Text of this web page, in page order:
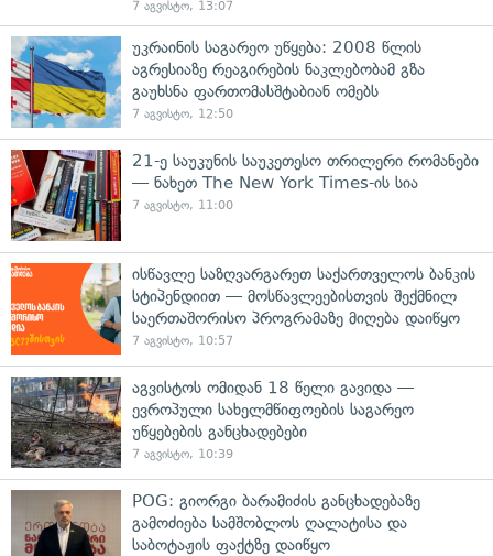
7 აგვისტო, 13:07
უკრაინის საგარეო უწყება: 2008 წლის
აგრესიაზე რეაგირების ნაკლებობამ გზა
გაუხსნა ფართომასშტაბიან ომებს
7 აგვისტო, 12:50
21-ე საუკუნის საუკეთესო თრილერი რომანები
— ნახეთ The New York Times-ის სია
7 აგვისტო, 11:00
ისწავლე საზღვარგარეთ საქართველოს ბანკის
სტიპენდიით — მოსწავლეებისთვის შექმნილ
საერთაშორისო პროგრამაზე მიღება დაიწყო
7 აგვისტო, 10:57
აგვისტოს ომიდან 18 წელი გავიდა —
ევროპული სახელმწიფოების საგარეო
უწყებების განცხადებები
7 აგვისტო, 10:39
POG: გიორგი ბარამიძის განცხადებაზე
გამოძიება სამშობლოს ღალატისა და
საბოტაჟის ფაქტზე დაიწყო